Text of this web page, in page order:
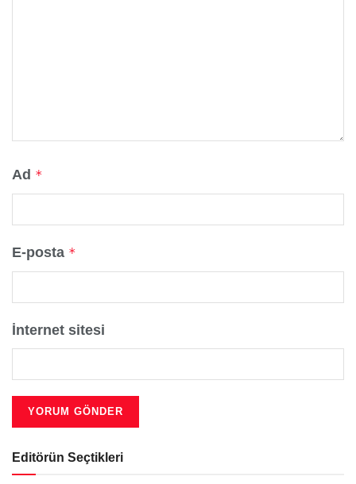
Ad *
E-posta *
İnternet sitesi
Editörün Seçtikleri